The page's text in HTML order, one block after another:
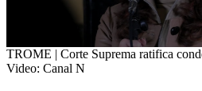
0
seconds
TROME | Corte Suprema ratifica
Video: Canal N